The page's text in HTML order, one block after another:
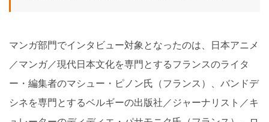
マンガ部門でインタビュー対象となったのは、日本アニメ
／マンガ／現代日本文化を専門とするフランスのライタ
ー・編集者のマシュー・ピノン氏（フランス）、バンドデ
シネを専門とするベルギーの出版社／ジャーナリスト／キ